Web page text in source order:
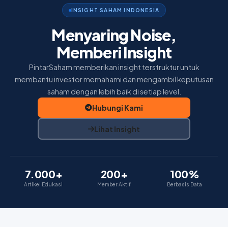
Membership
Tentang Kami
INSIGHT SAHAM INDONESIA
Menyaring Noise,
Memberi Insight
PintarSaham memberikan insight terstruktur untuk
membantu investor memahami dan mengambil keputusan
saham dengan lebih baik di setiap level.
Hubungi Kami
Lihat Insight
7.000+
Artikel Edukasi
200+
Member Aktif
100%
Berbasis Data